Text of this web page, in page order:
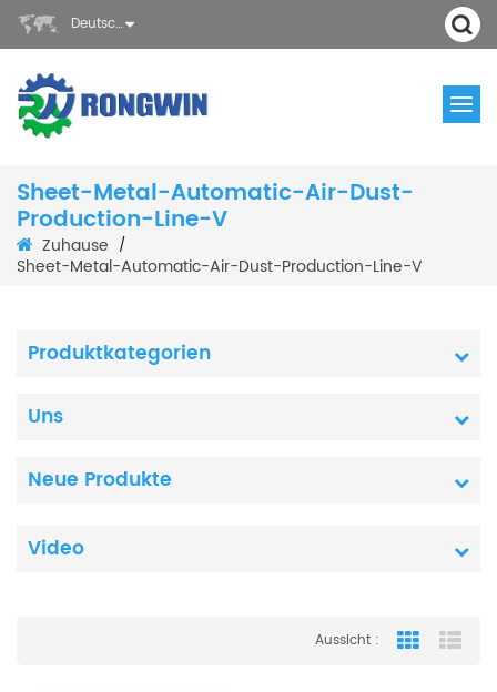
Deutsch
Sheet-Metal-Automatic-Air-Dust-
Production-Line-V
Zuhause /
Sheet-Metal-Automatic-Air-Dust-Production-Line-V
Produktkategorien
Uns
Neue Produkte
Video
Aussicht : Grid View